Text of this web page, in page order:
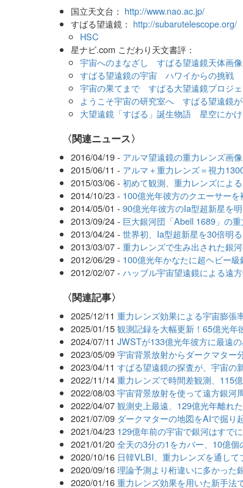
国立天文台： http://www.nao.ac.jp/
すばる望遠鏡： http://subarutelescope.org/
HSC
星ナビ.com こだわり天文書評：
宇宙へのまなざし すばる望遠鏡天体画
すばる望遠鏡の宇宙 ハワイからの挑戦
宇宙の果てまで すばる大望遠鏡プロジ
ようこそ宇宙の研究室へ すばる望遠鏡
大望遠鏡「すばる」誕生物語 星空にか
〈関連ニュース〉
2016/04/19 - アルマ望遠鏡の重力レンズ画
2015/06/11 - アルマ＋重力レンズ＝視力
2015/03/06 -初めて観測、重力レンズによ
2014/10/23 - 100億光年彼方のクエーサー
2014/05/01 -90億光年彼方のIa型超新星を
2013/09/24 - 巨大銀河団「Abell 1689」の
2013/04/24 -世界初、Ia型超新星を30倍明
2013/03/07 -重力レンズで生み出された銀
2012/06/29 - 100億光年かなたに超ヘビー
2012/02/07 -ハッブル宇宙望遠鏡による遠
関連記事
2025/12/11 重力レンズ効果による宇宙膨張
2025/01/15 観測記録を大幅更新！65億光年
2024/07/11 JWSTが133億光年彼方に最遠
2023/05/09 宇宙背景放射からダークマター
2023/04/11 すばる望遠鏡の探査が、宇宙の
2022/11/14 重力レンズで時間差観測、115
2022/08/03 宇宙背景放射を使って遠方銀河
2022/04/07 観測史上最遠、129億光年離れ
2021/07/09 ダークマターの地図をAIで掘り
2021/04/23 129億年前の宇宙で銀河はすで
2021/01/20 全天の3分の1をカバー、10億個
2020/10/16 日韓VLBI、重力レンズを通し
2020/09/16 理論予測より桁違いに多かった
2020/01/16 重力レンズ効果を用いた新手法